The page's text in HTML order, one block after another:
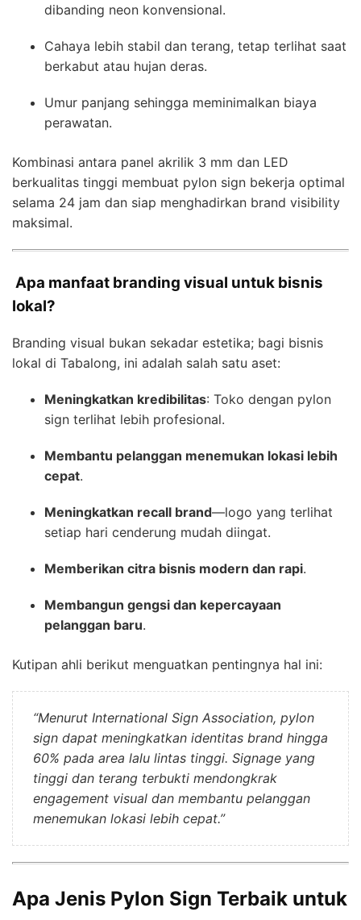
dibanding neon konvensional.
Cahaya lebih stabil dan terang, tetap terlihat saat
berkabut atau hujan deras.
Umur panjang sehingga meminimalkan biaya
perawatan.
Kombinasi antara panel akrilik 3 mm dan LED
berkualitas tinggi membuat pylon sign bekerja optimal
selama 24 jam dan siap menghadirkan brand visibility
maksimal.
Apa manfaat branding visual untuk bisnis
lokal?
Branding visual bukan sekadar estetika; bagi bisnis
lokal di Tabalong, ini adalah salah satu aset:
Meningkatkan kredibilitas: Toko dengan pylon
sign terlihat lebih profesional.
Membantu pelanggan menemukan lokasi lebih
cepat.
Meningkatkan recall brand—logo yang terlihat
setiap hari cenderung mudah diingat.
Memberikan citra bisnis modern dan rapi.
Membangun gengsi dan kepercayaan
pelanggan baru.
Kutipan ahli berikut menguatkan pentingnya hal ini:
“Menurut International Sign Association, pylon
sign dapat meningkatkan identitas brand hingga
60% pada area lalu lintas tinggi. Signage yang
tinggi dan terang terbukti mendongkrak
engagement visual dan membantu pelanggan
menemukan lokasi lebih cepat.”
Apa Jenis Pylon Sign Terbaik untuk